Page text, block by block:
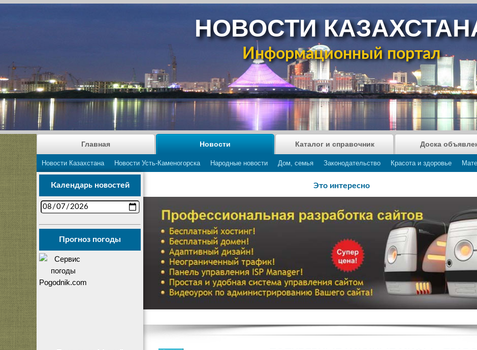
НОВОСТИ
Информационный портал
Главная Новости
Новости Казахстана Новости Усть-Каменогорска Народные новости Дом, семья Законодательство Красота и здоровье
Каталог и справочник Доска
Календарь новостей
Прогноз погоды
Это интересно